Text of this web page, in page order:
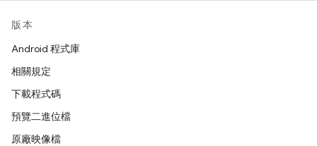
版本
Android 程式庫
相關規定
下載程式碼
預覽二進位檔
原廠映像檔